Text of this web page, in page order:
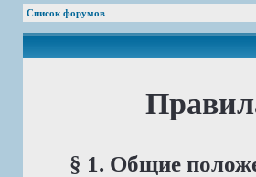
Список форумов
§ 1. Общие